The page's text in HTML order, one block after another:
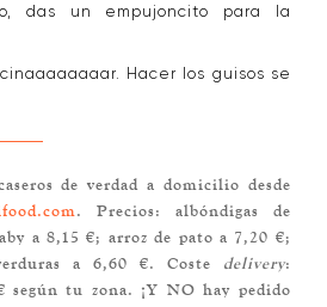
das un empujoncito para la
Hacer los guisos se
de verdad a domicilio desde
. Precios: albóndigas de
a 8,15 €; arroz de pato a 7,20 €;
a 6,60 €. Coste delivery:
tu zona. ¡Y NO hay pedido